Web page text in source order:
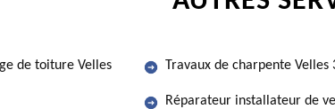
de toiture Velles
Travaux de charpente Velles
Réparateur installateur de